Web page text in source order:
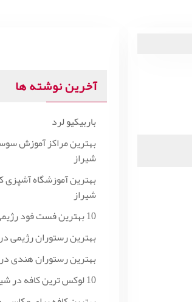
آخرین نوشته ها
باربیکیو لرد
بهترین مراکز آموزش
شیراز
بهترین آموزشگاه آشپزی
شیراز
10 بهترین فست فود رژیمی در شیراز
بهترین رستوران رژیمی
بهترین رستوران هندی
10 لوکس ترین کافه در شیراز